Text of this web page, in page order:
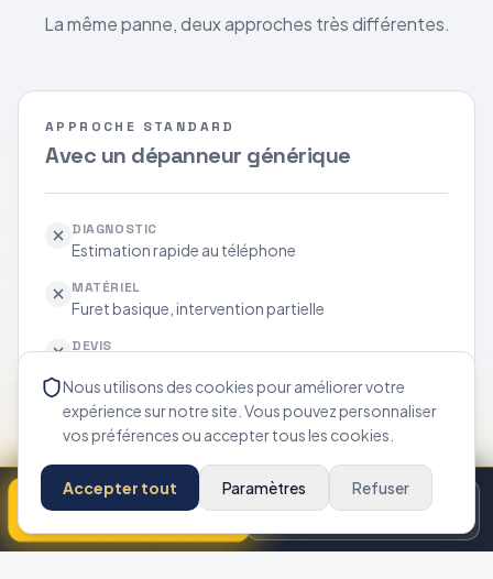
La même panne, deux approches très différentes.
APPROCHE STANDARD
Avec un dépanneur générique
DIAGNOSTIC
Estimation rapide au téléphone
MATÉRIEL
Furet basique, intervention partielle
DEVIS
SUIVI
Intervention isolée
COUVERTURE
Ponctuelle
Débouchage à l'aveugle
Appeler maintenant Disponibilité
Nous utilisons des cookies pour améliorer votre
expérience sur notre site. Vous pouvez personnaliser
vos préférences ou accepter tous les cookies.
Accepter tout Paramètres Refuser